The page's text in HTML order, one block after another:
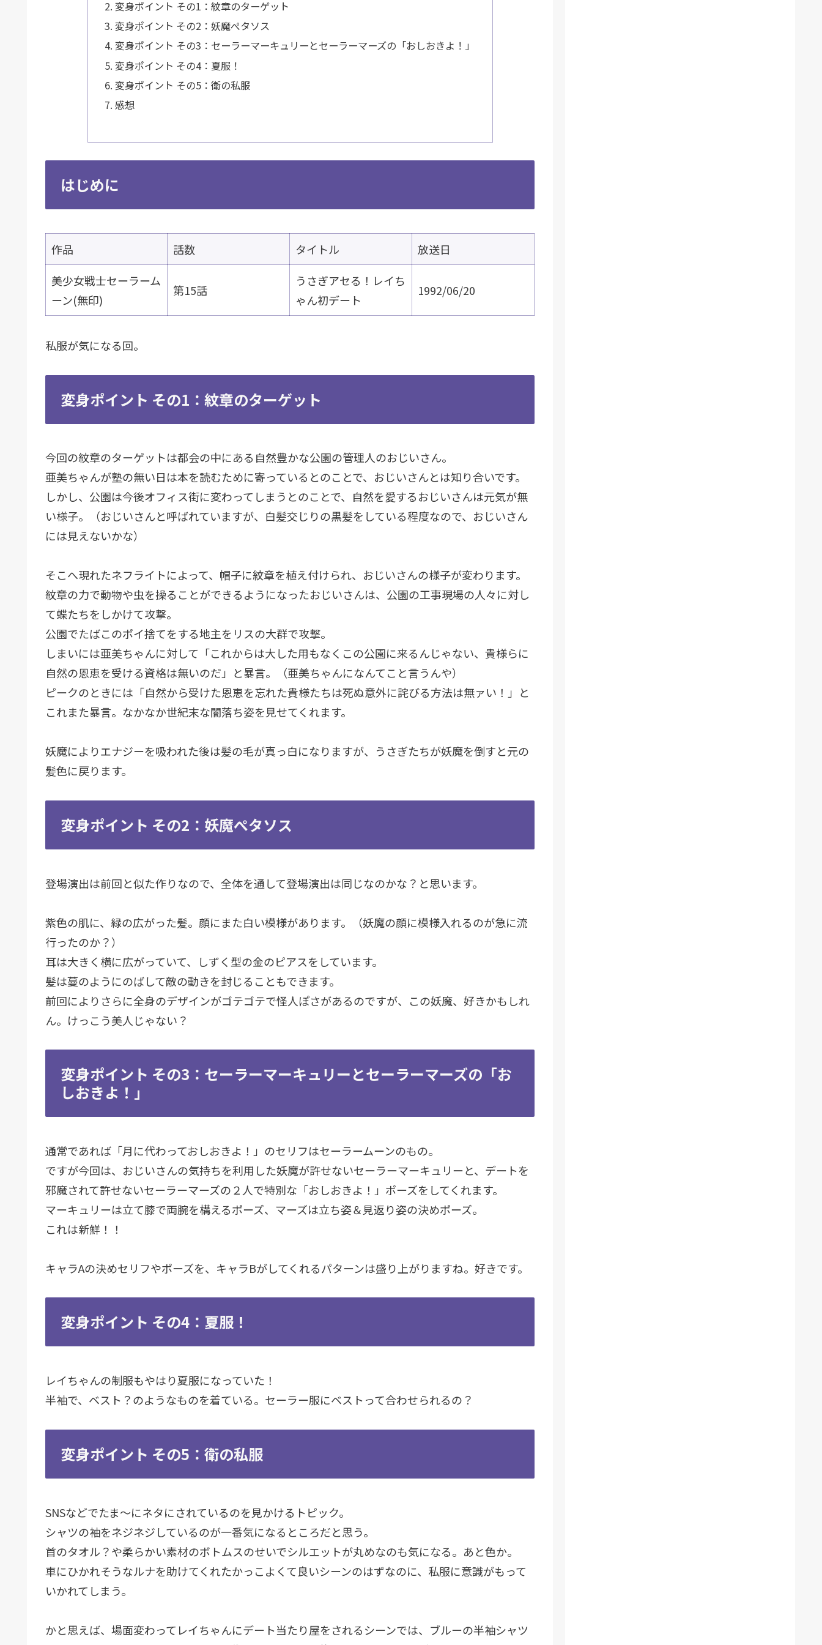
変身ポイント その1：紋章のターゲット
変身ポイント その2：妖魔ぺタソス
変身ポイント その3：セーラーマーキュリーとセーラーマーズの「おしおきよ！」
変身ポイント その4：夏服！
変身ポイント その5：衛の私服
感想
はじめに
作品 話数 タイトル
放送日
美少女戦士セーラーム
ーン(無印)
第15話
うさぎアセる！レイち
ゃん初デート
1992/06/20
私服が気になる回。
変身ポイント その1：紋章のターゲット
今回の紋章のターゲットは都会の中にある自然豊かな公園の管理人のおじいさん。
亜美ちゃんが塾の無い日は本を読むために寄っているとのことで、おじいさんとは知り合いです。
しかし、公園は今後オフィス街に変わってしまうとのことで、自然を愛するおじいさんは元気が無
い様子。（おじいさんと呼ばれていますが、白髪交じりの黒髪をしている程度なので、おじいさん
には見えないかな）
そこへ現れたネフライトによって、帽子に紋章を植え付けられ、おじいさんの様子が変わります。
紋章の力で動物や虫を操ることができるようになったおじいさんは、公園の工事現場の人々に対し
て蝶たちをしかけて攻撃。
公園でたばこのポイ捨てをする地主をリスの大群で攻撃。
しまいには亜美ちゃんに対して「これからは大した用もなくこの公園に来るんじゃない、貴様らに
自然の恩恵を受ける資格は無いのだ」と暴言。（亜美ちゃんになんてこと言うんや）
ピークのときには「自然から受けた恩恵を忘れた貴様たちは死ぬ意外に詫びる方法は無ァい！」と
これまた暴言。なかなか世紀末な闇落ち姿を見せてくれます。
妖魔によりエナジーを吸われた後は髪の毛が真っ白になりますが、うさぎたちが妖魔を倒すと元の
髪色に戻ります。
変身ポイント その2：妖魔ぺタソス
登場演出は前回と似た作りなので、全体を通して登場演出は同じなのかな？と思います。
紫色の肌に、緑の広がった髪。顔にまた白い模様があります。（妖魔の顔に模様入れるのが急に流
行ったのか？）
耳は大きく横に広がっていて、しずく型の金のピアスをしています。
髪は蔓のようにのばして敵の動きを封じることもできます。
前回によりさらに全身のデザインがゴテゴテで怪人ぽさがあるのですが、この妖魔、好きかもしれ
ん。けっこう美人じゃない？
変身ポイント その3：セーラーマーキュリーとセーラーマーズの「お
しおきよ！」
通常であれば「月に代わっておしおきよ！」のセリフはセーラームーンのもの。
ですが今回は、おじいさんの気持ちを利用した妖魔が許せないセーラーマーキュリーと、デートを
邪魔されて許せないセーラーマーズの２人で特別な「おしおきよ！」ポーズをしてくれます。
マーキュリーは立て膝で両腕を構えるポーズ、マーズは立ち姿＆見返り姿の決めポーズ。
これは新鮮！！
キャラAの決めセリフやポーズを、キャラBがしてくれるパターンは盛り上がりますね。好きです。
変身ポイント その4：夏服！
レイちゃんの制服もやはり夏服になっていた！
半袖で、ベスト？のようなものを着ている。セーラー服にベストって合わせられるの？
変身ポイント その5：衛の私服
SNSなどでたま～にネタにされているのを見かけるトピック。
シャツの袖をネジネジしているのが一番気になるところだと思う。
首のタオル？や柔らかい素材のボトムスのせいでシルエットが丸めなのも気になる。あと色か。
車にひかれそうなルナを助けてくれたかっこよくて良いシーンのはずなのに、私服に意識がもって
いかれてしまう。
かと思えば、場面変わってレイちゃんにデート当たり屋をされるシーンでは、ブルーの半袖シャツ